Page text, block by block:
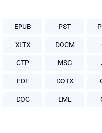
EPUB PST
XLTX DOCM
OTP MSG
PDF DOTX
DOC EML